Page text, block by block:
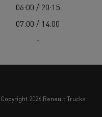
06:00 / 20:15
07:00 / 14:00
-
copyright 2026 Renault Trucks